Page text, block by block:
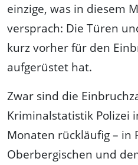
einzige, was in diesem
versprach: Die Türen
kurz vorher für den
aufgerüstet hat.
Zwar sind die
Kriminalstatistik Polizei
Monaten rückläufig – in
Oberbergischen und